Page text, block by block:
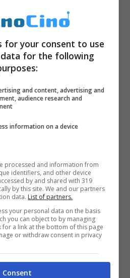
luoghi in cui gli
o condividere
le bacheche dalla
non interessanti per gli
for your consent to use
for the following
and content, advertising and
audience research and
information on a device
processed and information from
identifiers, and other device
by and shared with 319
by this site. We and our partners
data. List of partners.
your personal data on the basis
you can object to by managing
a link at the bottom of this page
or withdraw consent in privacy
Consent